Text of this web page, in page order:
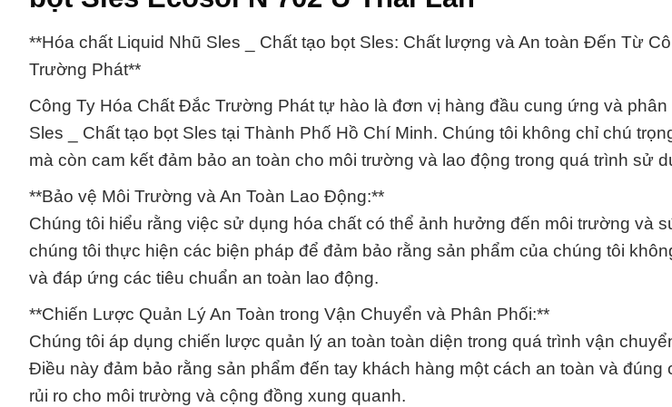
**Hóa chất Liquid Nhũ Sles _ Chất tạo bọt Sles: Chất lượng và An toàn Đến Từ
Trường Phát**
Công Ty Hóa Chất Đắc Trường Phát tự hào là đơn vị hàng đầu cung ứng và
Sles _ Chất tạo bọt Sles tại Thành Phố Hồ Chí Minh. Chúng tôi không chỉ chú
mà còn cam kết đảm bảo an toàn cho môi trường và lao động trong quá trình sử
**Bảo vệ Môi Trường và An Toàn Lao Động:**
Chúng tôi hiểu rằng việc sử dụng hóa chất có thể ảnh hưởng đến môi trường và
chúng tôi thực hiện các biện pháp để đảm bảo rằng sản phẩm của chúng tôi
và đáp ứng các tiêu chuẩn an toàn lao động.
**Chiến Lược Quản Lý An Toàn trong Vận Chuyển và Phân Phối:**
Chúng tôi áp dụng chiến lược quản lý an toàn toàn diện trong quá trình vận
Điều này đảm bảo rằng sản phẩm đến tay khách hàng một cách an toàn và đúng
rủi ro cho môi trường và cộng đồng xung quanh.